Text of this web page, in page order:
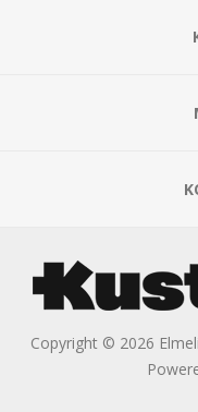
Copyright © 2026